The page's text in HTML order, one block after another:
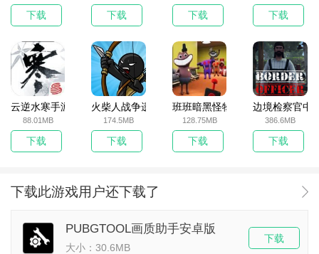
下载 下载 下载 下载
云逆水寒手游
88.01MB
下载
火柴人战争遗产无敌版
174.5MB
下载
班班暗黑怪物生存挑战5
128.75MB
下载
边境检察官中
386.6MB
下载
下载此游戏用户还下载了
PUBGTOOL画质助手安卓版
大小：30.6MB
下载